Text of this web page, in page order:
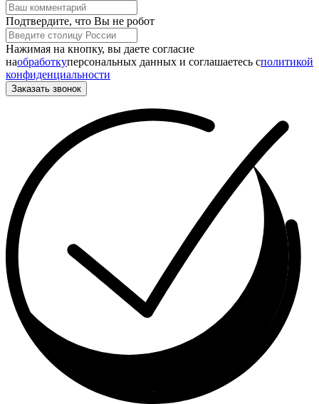
Подтвердите, что Вы не робот
Нажимая на кнопку, вы даете согласие
наобработкуперсональных данных и соглашаетесь cполитикой
конфиденциальности
Заказать звонок